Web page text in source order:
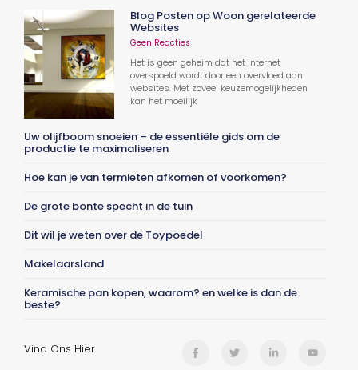
Blog Posten op Woon gerelateerde
Websites
Geen Reacties
Het is geen geheim dat het internet
overspoeld wordt door een overvloed aan
websites. Met zoveel keuzemogelijkheden
kan het moeilijk
Uw olijfboom snoeien – de essentiële gids om de
productie te maximaliseren
Hoe kan je van termieten afkomen of voorkomen?
De grote bonte specht in de tuin
Dit wil je weten over de Toypoedel
Makelaarsland
Keramische pan kopen, waarom? en welke is dan de
beste?
Vind Ons Hier